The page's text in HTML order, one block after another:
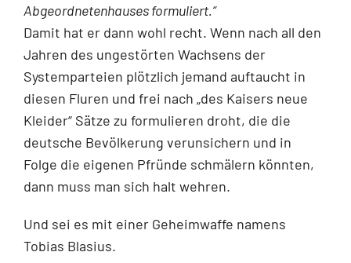
Abgeordnetenhauses formuliert.“
Damit hat er dann wohl recht. Wenn nach all den
Jahren des ungestörten Wachsens der
Systemparteien plötzlich jemand auftaucht in
diesen Fluren und frei nach „des Kaisers neue
Kleider“ Sätze zu formulieren droht, die die
deutsche Bevölkerung verunsichern und in
Folge die eigenen Pfründe schmälern könnten,
dann muss man sich halt wehren.
Und sei es mit einer Geheimwaffe namens
Tobias Blasius.